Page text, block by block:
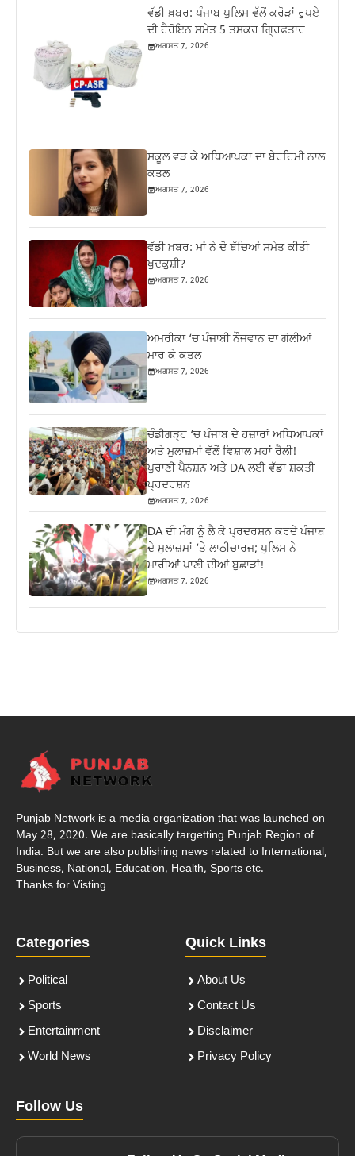
ਵੱਡੀ ਖ਼ਬਰ: ਪੰਜਾਬ ਪੁਲਿਸ ਵੱਲੋਂ ਕਰੋੜਾਂ ਰੁਪਏ
ਦੀ ਹੈਰੋਇਨ ਸਮੇਤ 5 ਤਸਕਰ ਗ੍ਰਿਫ਼ਤਾਰ
ਅਗਸਤ 7, 2026
ਸਕੂਲ ਵੜ ਕੇ ਅਧਿਆਪਕਾ ਦਾ ਬੇਰਹਿਮੀ ਨਾਲ
ਕਤਲ
ਅਗਸਤ 7, 2026
ਵੱਡੀ ਖ਼ਬਰ: ਮਾਂ ਨੇ ਦੋ ਬੱਚਿਆਂ ਸਮੇਤ ਕੀਤੀ
ਖੁਦਕੁਸ਼ੀ?
ਅਗਸਤ 7, 2026
ਅਮਰੀਕਾ ‘ਚ ਪੰਜਾਬੀ ਨੌਜਵਾਨ ਦਾ ਗੋਲੀਆਂ
ਮਾਰ ਕੇ ਕਤਲ
ਅਗਸਤ 7, 2026
ਚੰਡੀਗੜ੍ਹ ‘ਚ ਪੰਜਾਬ ਦੇ ਹਜ਼ਾਰਾਂ ਅਧਿਆਪਕਾਂ
ਅਤੇ ਮੁਲਾਜ਼ਮਾਂ ਵੱਲੋਂ ਵਿਸ਼ਾਲ ਮਹਾਂ ਰੈਲੀ!
ਪੁਰਾਣੀ ਪੈਨਸ਼ਨ ਅਤੇ DA ਲਈ ਵੱਡਾ ਸ਼ਕਤੀ
ਪ੍ਰਦਰਸ਼ਨ
ਅਗਸਤ 7, 2026
DA ਦੀ ਮੰਗ ਨੂੰ ਲੈ ਕੇ ਪ੍ਰਦਰਸ਼ਨ ਕਰਦੇ ਪੰਜਾਬ
ਦੇ ਮੁਲਾਜ਼ਮਾਂ ‘ਤੇ ਲਾਠੀਚਾਰਜ; ਪੁਲਿਸ ਨੇ
ਮਾਰੀਆਂ ਪਾਣੀ ਦੀਆਂ ਬੁਛਾੜਾਂ!
ਅਗਸਤ 7, 2026
Punjab Network is a media organization that was launched on
May 28, 2020. We are basically targetting Punjab Region of
India. But we are also publishing news related to International,
Business, National, Education, Health, Sports etc.
Thanks for Visting
Categories
Political
Sports
Entertainment
World News
Quick Links
About Us
Contact Us
Disclaimer
Privacy Policy
Follow Us